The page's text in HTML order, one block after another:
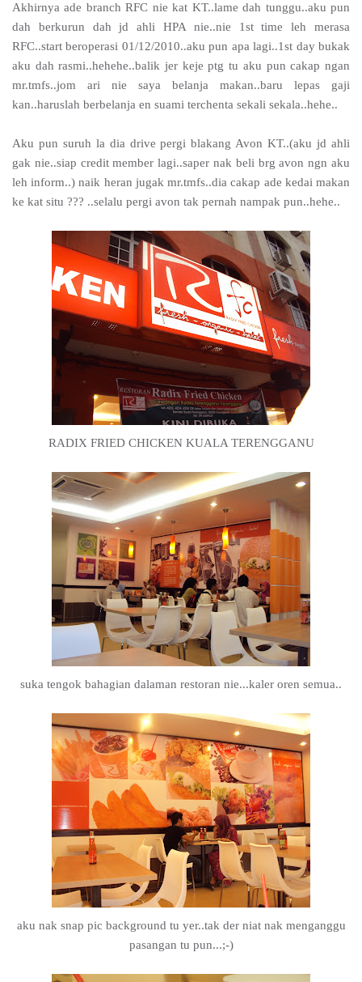
Akhirnya ade branch RFC nie kat KT..lame dah tunggu..aku pun
dah berkurun dah jd ahli HPA nie..nie 1st time leh merasa
RFC..start beroperasi 01/12/2010..aku pun apa lagi..1st day bukak
aku dah rasmi..hehehe..balik jer keje ptg tu aku pun cakap ngan
mr.tmfs..jom ari nie saya belanja makan..baru lepas gaji
kan..haruslah berbelanja en suami terchenta sekali sekala..hehe..
Aku pun suruh la dia drive pergi blakang Avon KT..(aku jd ahli
gak nie..siap credit member lagi..saper nak beli brg avon ngn aku
leh inform..) naik heran jugak mr.tmfs..dia cakap ade kedai makan
ke kat situ ??? ..selalu pergi avon tak pernah nampak pun..hehe..
RADIX FRIED CHICKEN KUALA TERENGGANU
suka tengok bahagian dalaman restoran nie...kaler oren semua..
aku nak snap pic background tu yer..tak der niat nak menganggu
pasangan tu pun...;-)